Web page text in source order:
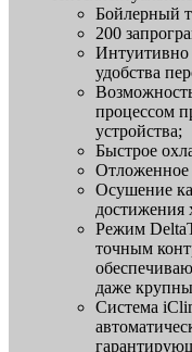
Бойлерный
200
Интуитивно
удобства
процессом
устройства;
Быстрое
Отложенное
Осушение
достижения
Режим
точным
даже
Система